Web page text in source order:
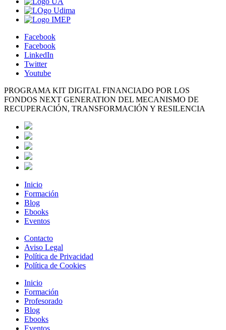
Facebook
Facebook
LinkedIn
Twitter
Youtube
PROGRAMA KIT DIGITAL FINANCIADO POR LOS
FONDOS NEXT GENERATION DEL MECANISMO DE
RECUPERACIÓN, TRANSFORMACIÓN Y RESILENCIA
Inicio
Formación
Blog
Ebooks
Eventos
Contacto
Aviso Legal
Política de Privacidad
Política de Cookies
Inicio
Formación
Profesorado
Blog
Ebooks
Eventos